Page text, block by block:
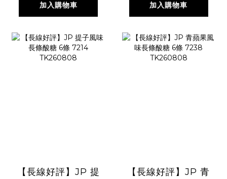
加入購物車 加入購物車
【長線好評】JP 提
【長線好評】JP 青